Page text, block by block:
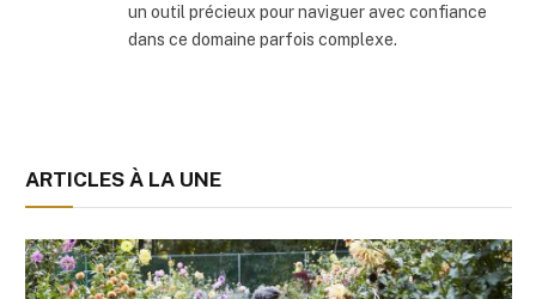
un outil précieux pour naviguer avec confiance
dans ce domaine parfois complexe.
ARTICLES À LA UNE